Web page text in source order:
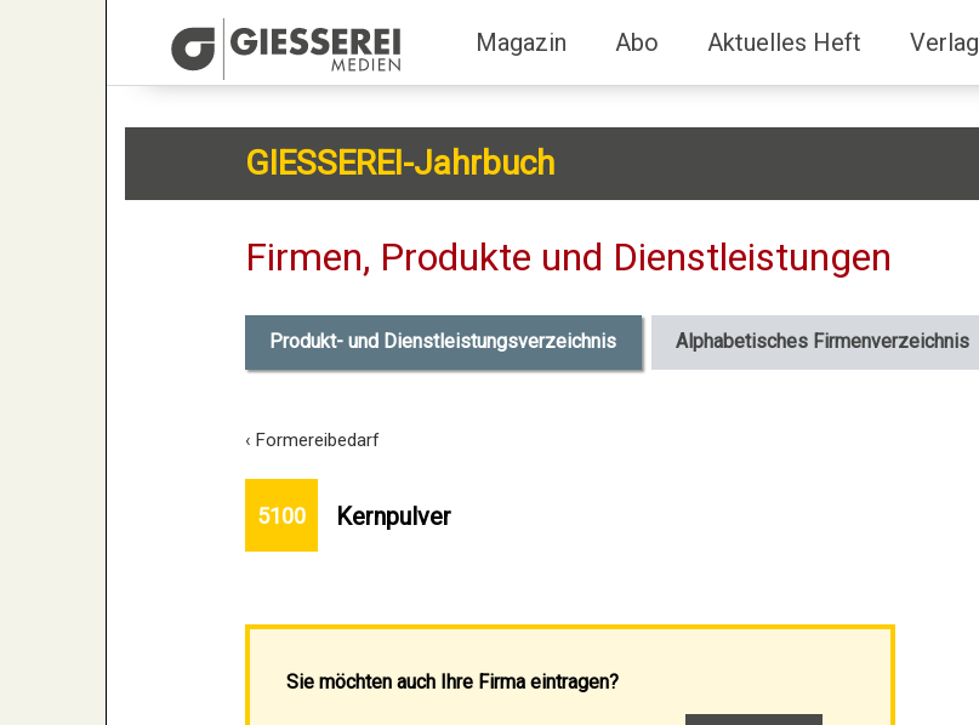
Magazin Abo Aktuelles Heft Verlag
GIESSEREI-Jahrbuch
Firmen, Produkte und Dienstleistungen
Produkt- und Dienstleistungsverzeichnis Alphabetisches Firmenverzeichnis
‹ Formereibedarf
5100 Kernpulver
Sie möchten auch Ihre Firma eintragen?